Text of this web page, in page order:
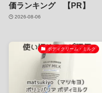
価ランキング 【PR】
2026-08-06
ボディクリーム・ミルク